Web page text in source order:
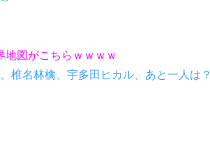
地図がこちらｗｗｗｗ
椎名林檎、宇多田ヒカル、あと一人は？